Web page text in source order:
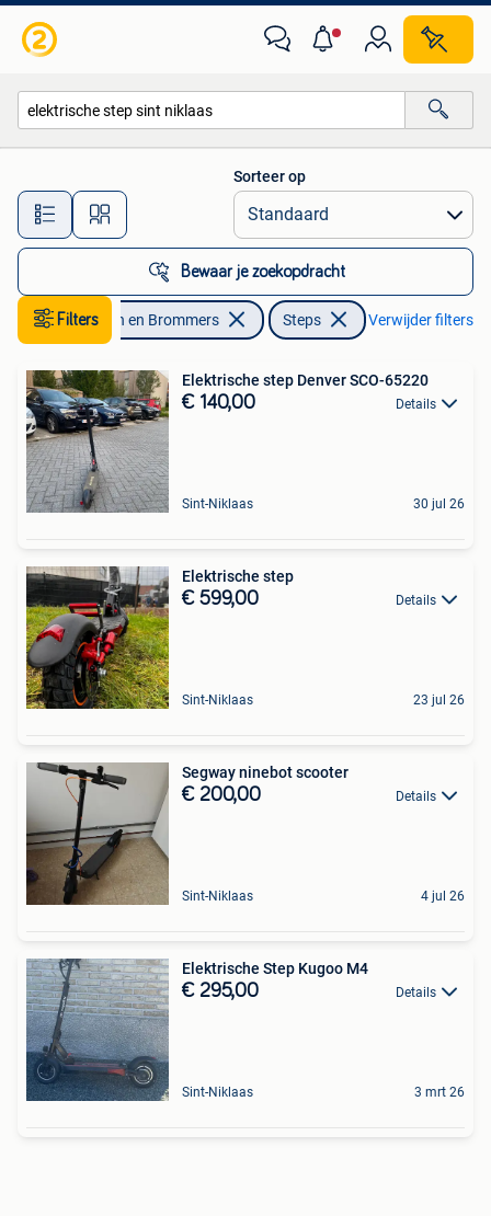
Alle afstanden…
Sorteer op
Bewaar je zoekopdracht
Filters
Fietsen en Brommers Steps Verwijder filters
Elektrische step Denver SCO-65220
€ 140,00 Details
Sint-Niklaas 30 jul 26
Elektrische step
€ 599,00 Details
Sint-Niklaas 23 jul 26
Segway ninebot scooter
€ 200,00 Details
Sint-Niklaas 4 jul 26
Elektrische Step Kugoo M4
€ 295,00 Details
Sint-Niklaas 3 mrt 26